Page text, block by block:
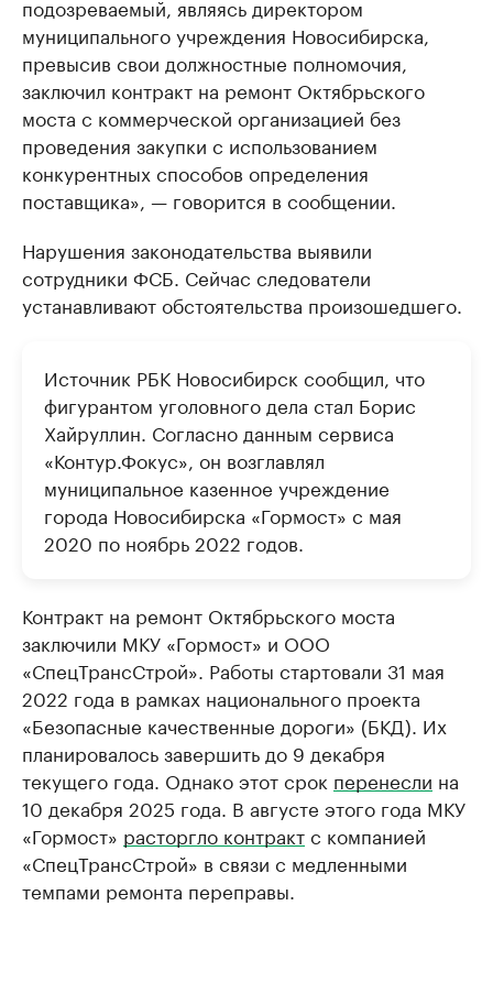
подозреваемый, являясь директором
муниципального учреждения Новосибирска,
превысив свои должностные полномочия,
заключил контракт на ремонт Октябрьского
моста с коммерческой организацией без
проведения закупки с использованием
конкурентных способов определения
поставщика», — говорится в сообщении.
Нарушения законодательства выявили
сотрудники ФСБ. Сейчас следователи
устанавливают обстоятельства произошедшего.
Источник РБК Новосибирск сообщил, что
фигурантом уголовного дела стал Борис
Хайруллин. Согласно данным сервиса
«Контур.Фокус», он возглавлял
муниципальное казенное учреждение
города Новосибирска «Гормост» с мая
2020 по ноябрь 2022 годов.
Контракт на ремонт Октябрьского моста
заключили МКУ «Гормост» и ООО
«СпецТрансСтрой». Работы стартовали 31 мая
2022 года в рамках национального проекта
«Безопасные качественные дороги» (БКД). Их
планировалось завершить до 9 декабря
текущего года. Однако этот срок перенесли на
10 декабря 2025 года. В августе этого года МКУ
«Гормост» расторгло контрактс компанией
«СпецТрансСтрой» в связи с медленными
темпами ремонта переправы.